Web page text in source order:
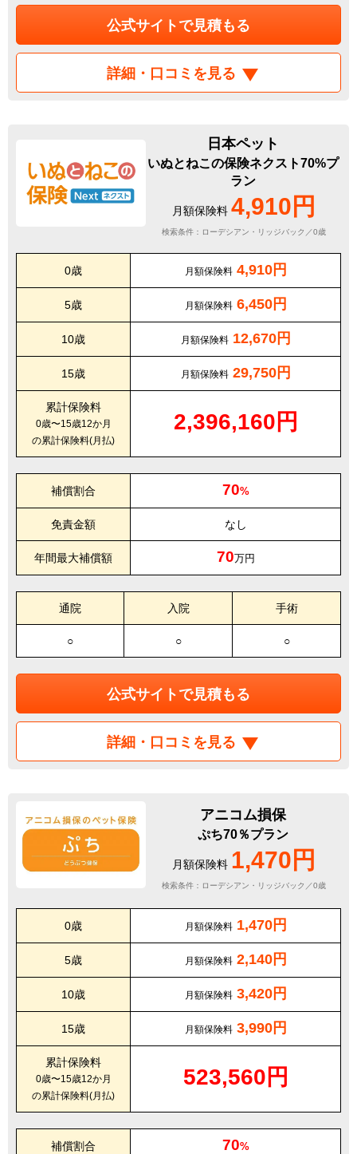
公式サイトで見積もる
詳細・口コミを見る
日本ペット
いぬとねこの保険ネクスト70%プ
ラン
月額保険料 4,910円
検索条件：ローデシアン・リッジバック／0歳
0歳 月額保険料 4,910円
5歳 月額保険料 6,450円
10歳 月額保険料 12,670円
15歳 月額保険料 29,750円
累計保険料
0歳〜15歳12か月
の累計保険料(月払)
2,396,160円
補償割合 70%
免責金額 なし
年間最大補償額 70万円
通院 入院 手術
○ ○ ○
公式サイトで見積もる
詳細・口コミを見る
アニコム損保
ぷち70％プラン
月額保険料 1,470円
検索条件：ローデシアン・リッジバック／0歳
0歳 月額保険料 1,470円
5歳 月額保険料 2,140円
10歳 月額保険料 3,420円
15歳 月額保険料 3,990円
累計保険料
0歳〜15歳12か月
の累計保険料(月払)
523,560円
補償割合 70%